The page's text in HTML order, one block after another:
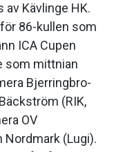
Kävlinge HK.
86-kullen som
ICA Cupen
som mittnian
Bjerringbro-
(RIK,
OV
(Lugi).